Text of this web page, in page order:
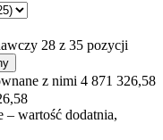
28 z 35 pozycji
z nimi 4 871 326,58
– wartość dodatnia,